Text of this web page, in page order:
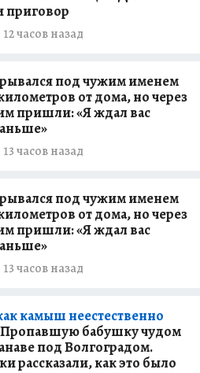
приговор
12 часов назад
под чужим именем
от дома, но через
пришли: «Я ждал вас
13 часов назад
под чужим именем
от дома, но через
пришли: «Я ждал вас
13 часов назад
камыш неестественно
Пропавшую бабушку чудом
под Волгоградом.
рассказали, как это было